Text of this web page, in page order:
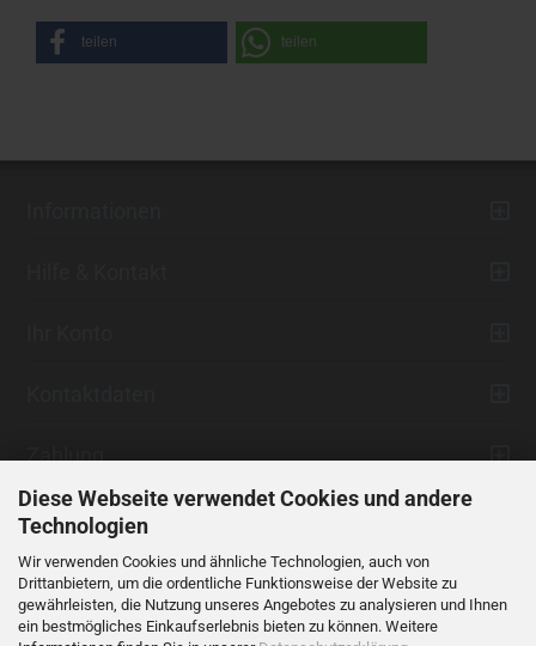
Diese Webseite verwendet Cookies und andere
Technologien
Wir verwenden Cookies und ähnliche Technologien, auch von
Drittanbietern, um die ordentliche Funktionsweise der Website zu
gewährleisten, die Nutzung unseres Angebotes zu analysieren und Ihnen
ein bestmögliches Einkaufserlebnis bieten zu können. Weitere
teilen teilen
Zahlung
Vertrag widerrufen